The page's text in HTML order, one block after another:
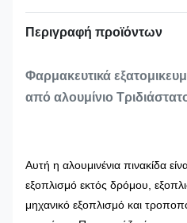
Περιγραφή προϊόντων
Φαρμακευτικά
από αλουμίνιο
Αυτή η αλουμινένια πινακίδα
εξοπλισμό εκτός δρόμου,
μηχανικό εξοπλισμό και